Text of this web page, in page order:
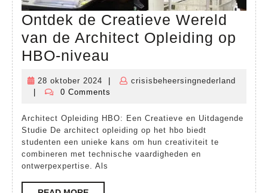
Ontdek de Creatieve Wereld
van de Architect Opleiding op
HBO-niveau
de
Creatieve
van
de
Architect
28 oktober 2024
28
oktober
crisisbeheersingnederland
crisisbeheersingnederland
0 Comments
Architect Opleiding HBO: Een Creatieve en Uitdagende
Studie De architect opleiding op het hbo biedt
studenten een unieke kans om hun creativiteit te
combineren met technische vaardigheden en
ontwerpexpertise. Als